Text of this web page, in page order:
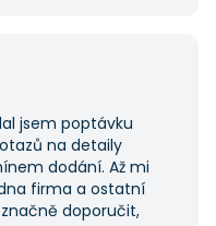
jsem poptávku
na detaily
dodání. Až mi
firma a ostatní
doporučit,